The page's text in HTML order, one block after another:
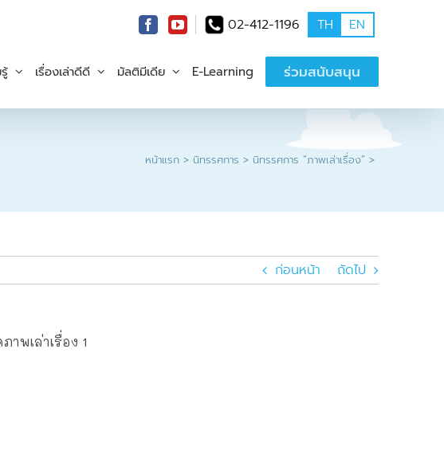
02-412-1196 TH EN
เรื่องเล่าดีดี มัลติมีเดีย E-Learning ร่วมสนับสนุน
หน้าแรก นิทรรศการ นิทรรศการ “ภาพเล่าเรื่อง”
ก่อนหน้า ถัดไป
าพเล่าเรื่อง 1